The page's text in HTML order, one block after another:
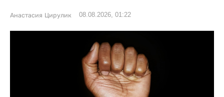
Анастасия Цирулик 08.08.2026, 01:22